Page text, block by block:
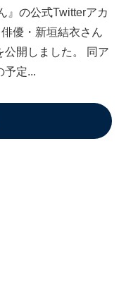
』の公式Twitterアカ
優・新垣結衣さん
開しました。 同ア
予定...